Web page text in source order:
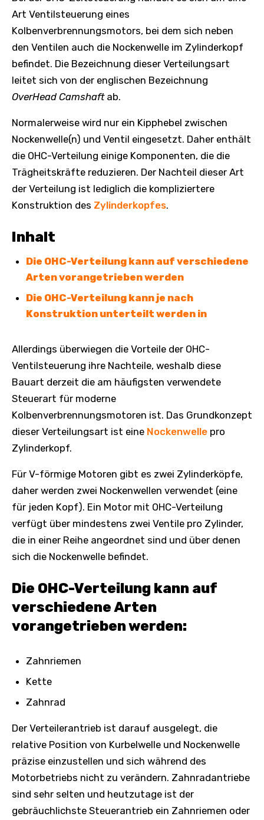
Art Ventilsteuerung eines
Kolbenverbrennungsmotors, bei dem sich neben
den Ventilen auch die Nockenwelle im Zylinderkopf
befindet. Die Bezeichnung dieser Verteilungsart
leitet sich von der englischen Bezeichnung
OverHead Camshaftab.
Normalerweise wird nur ein Kipphebel zwischen
Nockenwelle(n) und Ventil eingesetzt. Daher enthält
die OHC-Verteilung einige Komponenten, die die
Trägheitskräfte reduzieren. Der Nachteil dieser Art
der Verteilung ist lediglich die kompliziertere
Konstruktion des Zylinderkopfes.
Inhalt
Die OHC-Verteilung kann auf verschiedene
Arten vorangetrieben werden
Die OHC-Verteilung kann je nach
Konstruktion unterteilt werden in
Allerdings überwiegen die Vorteile der OHC-
Ventilsteuerung ihre Nachteile, weshalb diese
Bauart derzeit die am häufigsten verwendete
Steuerart für moderne
Kolbenverbrennungsmotoren ist. Das Grundkonzept
dieser Verteilungsart ist eine Nockenwelle pro
Zylinderkopf.
Für V-förmige Motoren gibt es zwei Zylinderköpfe,
daher werden zwei Nockenwellen verwendet (eine
für jeden Kopf). Ein Motor mit OHC-Verteilung
verfügt über mindestens zwei Ventile pro Zylinder,
die in einer Reihe angeordnet sind und über denen
sich die Nockenwelle befindet.
Die OHC-Verteilung kann auf
verschiedene Arten
vorangetrieben werden:
Zahnriemen
Kette
Zahnrad
Der Verteilerantrieb ist darauf ausgelegt, die
relative Position von Kurbelwelle und Nockenwelle
präzise einzustellen und sich während des
Motorbetriebs nicht zu verändern. Zahnradantriebe
sind sehr selten und heutzutage ist der
gebräuchlichste Steuerantrieb ein Zahnriemen oder